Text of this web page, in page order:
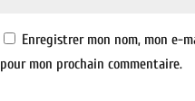
Enregistrer mon nom, mon e-
pour mon prochain commentaire.